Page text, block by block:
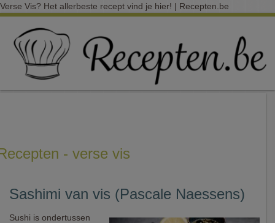
Verse Vis? Het allerbeste recept vind je hier! | Recepten.be
- verse vis
Sashimi van vis (Pascale Naessens)
Sushi is ondertussen